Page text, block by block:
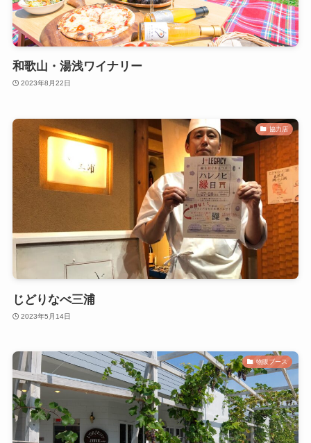
和歌山・湯浅ワイナリー
2023年8月22日
協力店
じどりなべ三浦
2023年5月14日
物販ブース